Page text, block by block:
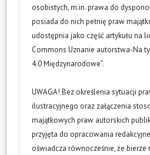
osobistych, m.in. prawa do
posiada do nich pełnię praw
udostępnia jako część artykułu na
Commons Uznanie autorstwa-Na
4.0 Międzynarodowe”.
UWAGA! Bez określenia sytuacji
ilustracyjnego oraz załączenia
majątkowych praw autorskich
przyjęta do opracowania
oświadcza równocześnie, że bierze